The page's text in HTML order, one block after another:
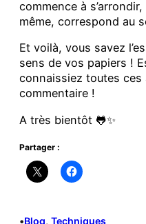
commence à
même, correspond au
Et voilà, vous savez
sens de vos papiers !
connaissiez toutes ces
commentaire !
A très bientôt 🐸✨
Partager :
•Blog, Techniques